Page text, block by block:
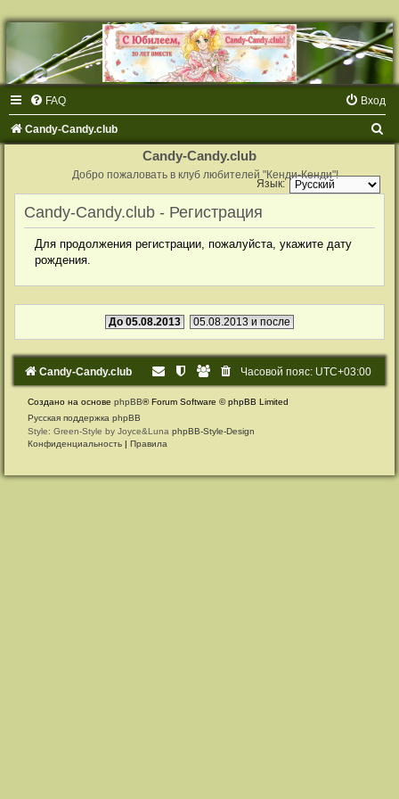
FAQ Вход
Candy-Candy.club
Candy-Candy.club
Добро пожаловать в клуб любителей "Кенди-Кенди"!
Язык:
Candy-Candy.club - Регистрация
Для продолжения регистрации, пожалуйста, укажите дату
рождения.
До 05.08.2013 05.08.2013 и после
Candy-Candy.club Часовой пояс: UTC+03:00
Создано на основе phpBB® Forum Software © phpBB Limited
Русская поддержка phpBB
Style: Green-Style by Joyce&Luna phpBB-Style-Design
Конфиденциальность | Правила